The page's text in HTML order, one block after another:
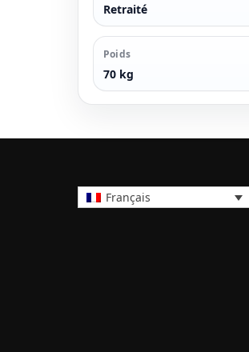
Retraité
Poids
70 kg
Français